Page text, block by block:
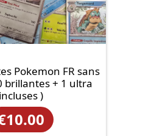
Pokemon FR sans
brillantes + 1 ultra
incluses )
10.00